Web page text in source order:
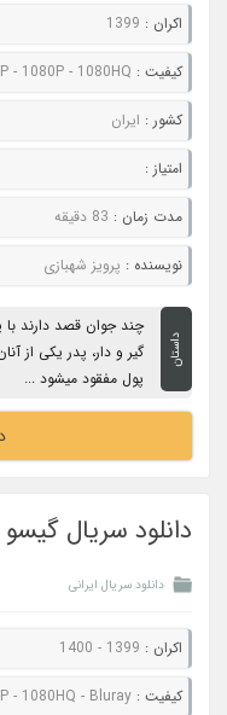
اکران : 1399
کیفیت : - 720P - 1080P - 1080HQ
کشور : ایران
امتیاز :
مدت زمان : 83 دقیقه
نویسنده : پرویز شهبازی
داستان
چند جوان قصد دارند با
گیر و دار، پدر یکی از
پول مفقود میشود ...
دانلود سریال گیسو
دانلود سریال ایرانی
اکران : 1399 - 1400
کیفیت :- 720P - 1080P - 1080HQ - Bluray